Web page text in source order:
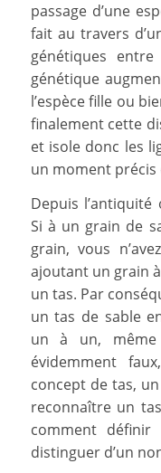
passage d’une
fait au travers
génétiques
génétique
l’espèce fille ou
finalement cette
et isole donc les
un moment précis
Depuis
Si à un grain de
grain, vous
ajoutant un grain
un tas. Par
un tas de sable
un à un, même
évidemment
concept de tas,
reconnaître un
comment
distinguer d’un